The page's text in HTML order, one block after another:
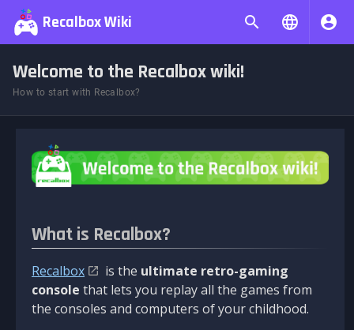
Recalbox Wiki
Welcome to the Recalbox wiki!
How to start with Recalbox?
What is Recalbox?
Recalbox is the ultimate retro-gaming
console that lets you replay all the games from
the consoles and computers of your childhood.